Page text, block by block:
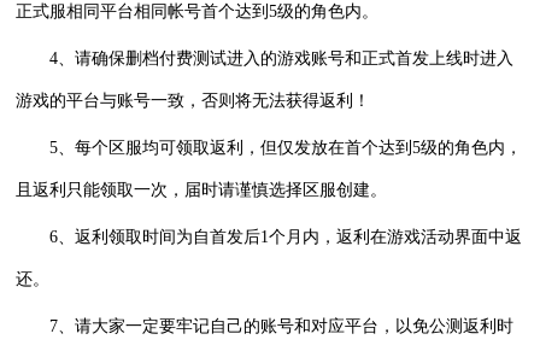
正式服相同平台相同帐号首个达到5级的角色内。
4、请确保删档付费测试进入的游戏账号和正式首发上线时进入
游戏的平台与账号一致，否则将无法获得返利！
5、每个区服均可领取返利，但仅发放在首个达到5级的角色内，
且返利只能领取一次，届时请谨慎选择区服创建。
6、返利领取时间为自首发后1个月内，返利在游戏活动界面中返
还。
7、请大家一定要牢记自己的账号和对应平台，以免公测返利时